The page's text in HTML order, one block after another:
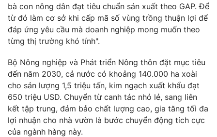
VTV9 VTV8
Liên hệ tòa soạn
THỜI BÁO VTV
bà con nông dân đạt tiêu chuẩn sản xuất theo GAP. Để
từ đó làm cơ sở khi cấp mã số vùng trồng thuận lợi để
đáp ứng yêu cầu mà doanh nghiệp mong muốn theo
từng thị trường khó tính".
Bộ Nông nghiệp và Phát triển Nông thôn đặt mục tiêu
đến năm 2030, cả nước có khoảng 140.000 ha xoài
cho sản lượng 1,5 triệu tấn, kim ngạch xuất khẩu đạt
650 triệu USD. Chuyển từ canh tác nhỏ lẻ, sang liên
kết tập trung, đảm bảo chất lượng cao, gia tăng tối đa
lợi nhuận cho nhà vườn là bước chuyển động tích cực
của ngành hàng này.